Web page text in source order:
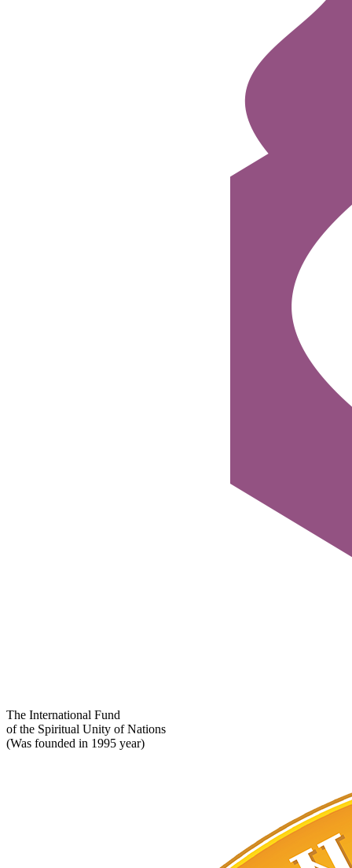
The International Fund
of the Spiritual Unity of Nations
(Was founded in 1995 year)